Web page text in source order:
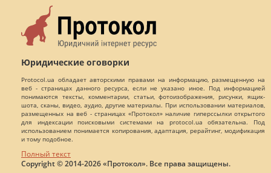
Юридические оговорки
Protocol.ua обладает авторскими правами на информацию, размещенную на
веб - страницах данного ресурса, если не указано иное. Под информацией
понимаются тексты, комментарии, статьи, фотоизображения, рисунки, ящик-
шота, сканы, видео, аудио, другие материалы. При использовании материалов,
размещенных на веб - страницах «Протокол» наличие гиперссылки открытого
для индексации поисковыми системами на protocol.ua обязательна. Под
использованием понимается копирования, адаптация, рерайтинг, модификация
и тому подобное.
Полный текст
Copyright © 2014-2026 «Протокол». Все права защищены.